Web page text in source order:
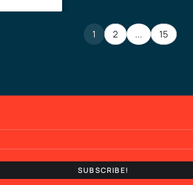
1 2 ... 15